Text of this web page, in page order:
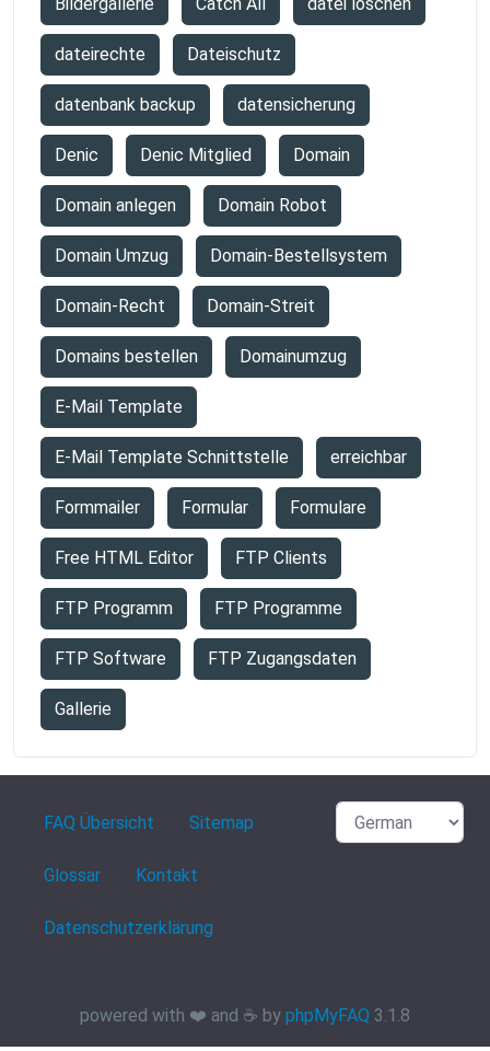
dateirechte Dateischutz
datenbank backup datensicherung
Denic Denic Mitglied Domain
Domain anlegen Domain Robot
Domain Umzug Domain-Bestellsystem
Domain-Recht Domain-Streit
Domains bestellen Domainumzug
E-Mail Template
E-Mail Template Schnittstelle erreichbar
Formmailer Formular Formulare
Free HTML Editor FTP Clients
FTP Programm FTP Programme
FTP Software FTP Zugangsdaten
Gallerie
FAQ Übersicht Sitemap
Glossar Kontakt
Datenschutzerklärung
powered with ❤️ and ☕️ by phpMyFAQ 3.1.8